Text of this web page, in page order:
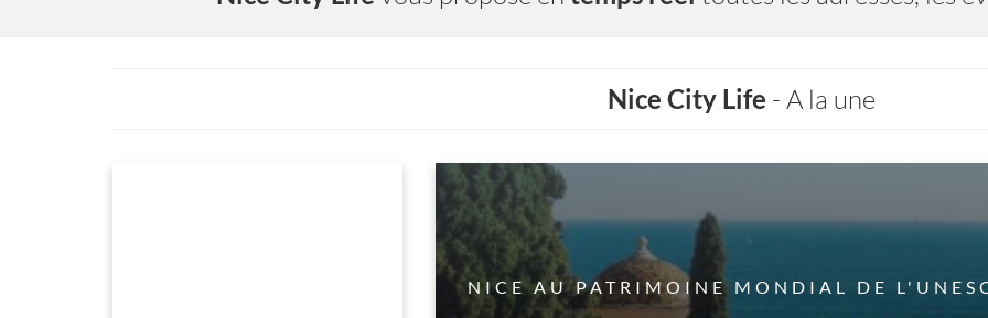
Nice City Life - A la une
NICE AU PATRIMOINE MONDIAL DE L'UNESCO LES PLAGES